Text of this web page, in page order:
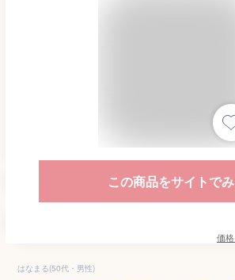
この商品をサイトで
価
はなまる(50代・男性)